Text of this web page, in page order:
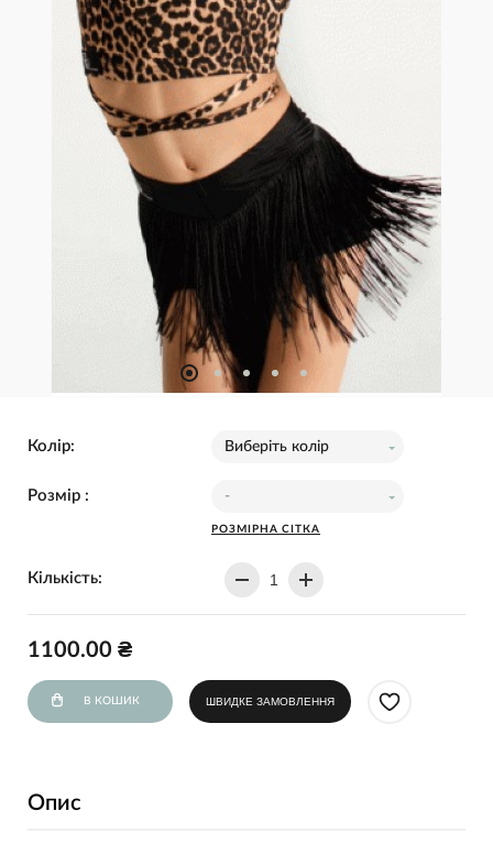
Колір: Виберіть колір
Розмір : -
РОЗМІРНА СІТКА
Кількість:
1100.00 ₴
В КОШИК ШВИДКЕ ЗАМОВЛЕННЯ
Опис